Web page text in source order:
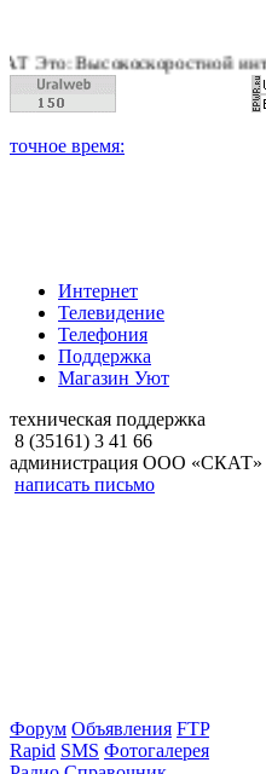
интернет,
Интернет
Телевидение
Телефония
Поддержка
Магазин Уют
техническая поддержка
8 (35161) 3 41 66
администрация ООО «СКАТ»
написать письмо
Форум Объявления FTP
Rapid SMS Фотогалерея